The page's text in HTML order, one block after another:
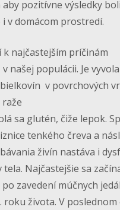
aby pozitívne výsledky boli
v domácom prostredí.
k najčastejším príčinám
našej populácii. Je
v povrchových
raže
sa glutén, čiže lepok.
tenkého čreva a
živín nastáva i
Najčastejšie sa
zavedení múčnych
roku života. V